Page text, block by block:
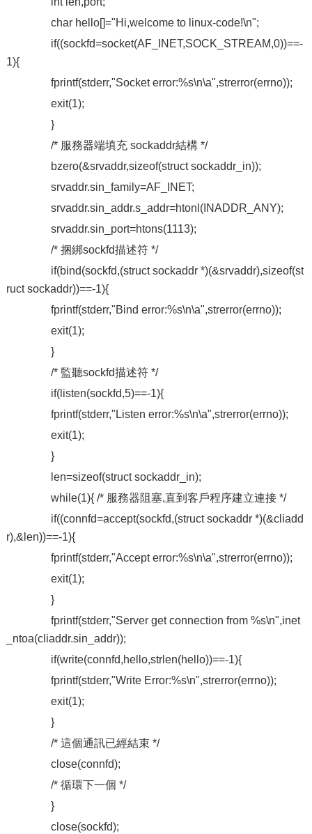
char hello[]="Hi,welcome to linux-code!\n";
if((sockfd=socket(AF_INET,SOCK_STREAM,0))==-
1){
fprintf(stderr,"Socket error:%s\n\a",strerror(errno));
exit(1);
}
/* 服務器端填充 sockaddr結構 */
bzero(&srvaddr,sizeof(struct sockaddr_in));
srvaddr.sin_family=AF_INET;
srvaddr.sin_addr.s_addr=htonl(INADDR_ANY);
srvaddr.sin_port=htons(1113);
/* 捆綁sockfd描述符 */
if(bind(sockfd,(struct sockaddr *)(&srvaddr),sizeof(st
ruct sockaddr))==-1){
fprintf(stderr,"Bind error:%s\n\a",strerror(errno));
exit(1);
}
/* 監聽sockfd描述符 */
if(listen(sockfd,5)==-1){
fprintf(stderr,"Listen error:%s\n\a",strerror(errno));
exit(1);
}
len=sizeof(struct sockaddr_in);
while(1){ /* 服務器阻塞,直到客戶程序建立連接 */
if((connfd=accept(sockfd,(struct sockaddr *)(&cliadd
r),&len))==-1){
fprintf(stderr,"Accept error:%s\n\a",strerror(errno));
exit(1);
}
fprintf(stderr,"Server get connection from %s\n",inet
_ntoa(cliaddr.sin_addr));
if(write(connfd,hello,strlen(hello))==-1){
fprintf(stderr,"Write Error:%s\n",strerror(errno));
exit(1);
}
/* 這個通訊已經結束 */
close(connfd);
/* 循環下一個 */
}
close(sockfd);